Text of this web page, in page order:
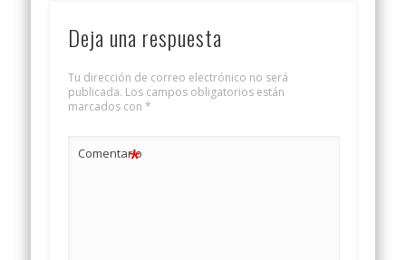
Deja una respuesta
Tu dirección de correo electrónico no será
publicada. Los campos obligatorios están
marcados con *
Comentario
*